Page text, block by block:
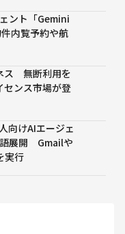
ント「Gemini
内覧予約や航
ス 無断利用を
センス市場が登
向けAIエージェ
展開 Gmailや
実行